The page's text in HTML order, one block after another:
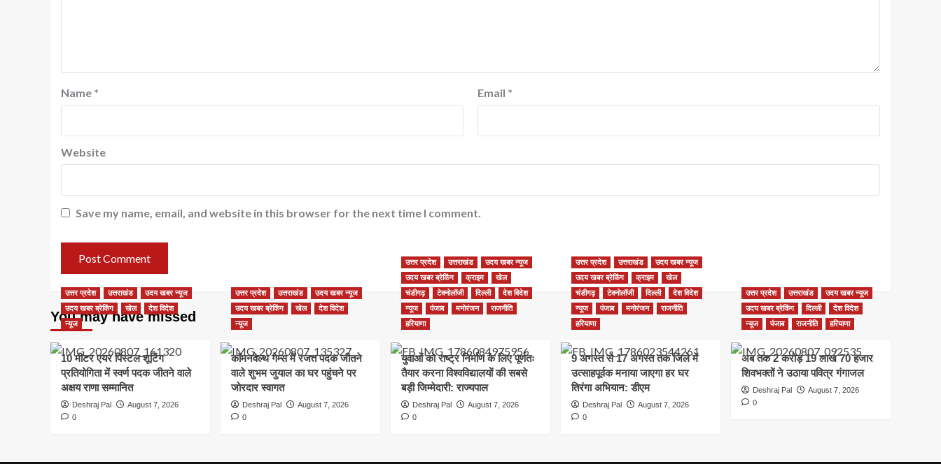
Name * Email *
Website
Save my name, email, and website in this browser for the next time I comment.
You may have missed
उत्तर प्रदेश उत्तराखंड
उदय खबर न्यूज
उदय खबर ब्रेकिंग
खेल
देश विदेश
न्यूज
10 मीटर एयर पिस्टल शूटिंग
प्रतियोगिता में स्वर्ण पदक जीतने वाले
अक्षय राणा सम्मानित
Deshraj Pal
August 7, 2026
0
उत्तर प्रदेश उत्तराखंड
उदय खबर न्यूज
उदय खबर ब्रेकिंग
खेल
देश विदेश
न्यूज
कॉमनवेल्थ गेम्स में रजत पदक जीतने
वाले शुभम जुयाल का घर पहुंचने पर
जोरदार स्वागत
Deshraj Pal
August 7, 2026
0
उत्तर प्रदेश उत्तराखंड
उदय खबर न्यूज
उदय खबर ब्रेकिंग
क्राइम
खेल
चंडीगढ़
टेक्नोलॉजी दिल्ली
देश विदेश
न्यूज
पंजाब मनोरंजन
राजनीति
हरियाणा
युवाओं को राष्ट्र निर्माण के लिए पूर्णतः
तैयार करना विश्वविद्यालयों की सबसे
बड़ी जिम्मेदारी: राज्यपाल
Deshraj Pal
August 7, 2026
0
उत्तर प्रदेश उत्तराखंड
उदय खबर न्यूज
उदय खबर ब्रेकिंग
क्राइम
खेल
चंडीगढ़
टेक्नोलॉजी दिल्ली
देश विदेश
न्यूज
पंजाब मनोरंजन
राजनीति
हरियाणा
9 अगस्त से 17 अगस्त तक जिले में
उत्साहपूर्वक मनाया जाएगा हर घर
तिरंगा अभियान: डीएम
Deshraj Pal
August 7, 2026
0
उत्तर प्रदेश उत्तराखंड
उदय खबर न्यूज
उदय खबर ब्रेकिंग
दिल्ली
देश विदेश
न्यूज
पंजाब राजनीति हरियाणा
अब तक 2 करोड़ 19 लाख 70 हजार
शिवभक्तों ने उठाया पवित्र गंगाजल
Deshraj Pal
August 7, 2026
0